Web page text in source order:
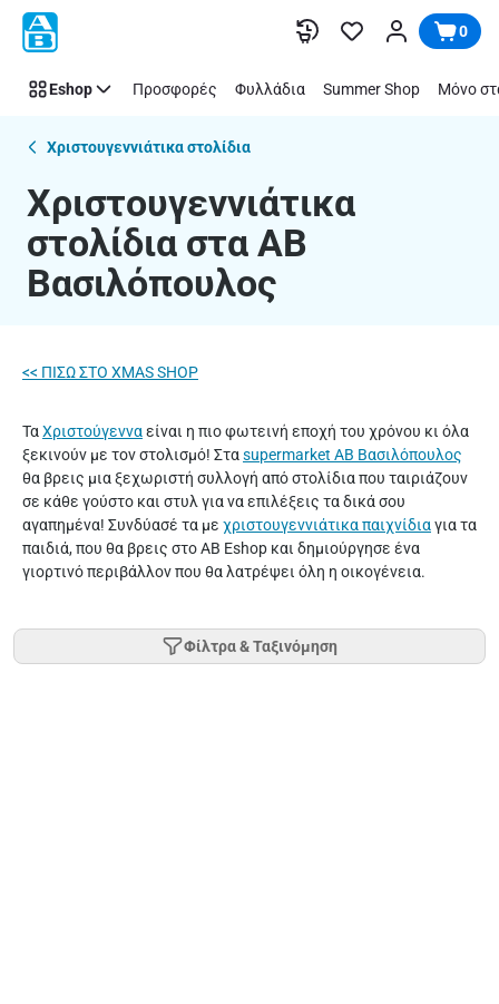
Παράλειψη
Χριστουγεννιάτικα
στολίδια
0
Eshop Προσφορές Φυλλάδια Summer Shop Μόνο
Χριστουγεννιάτικα στολίδια
Χριστουγεννιάτικα
στολίδια στα ΑΒ
Βασιλόπουλος
<< ΠΙΣΩ ΣΤO XMAS SHOP
ΤαΧριστούγενναείναι η πιο φωτεινή εποχή του χρόνου κι όλα
ξεκινούν με τον στολισμό! Σταsupermarket AB Βασιλόπουλος
θα βρεις μια ξεχωριστή συλλογή από στολίδια που ταιριάζουν
σε κάθε γούστο και στυλ για να επιλέξεις τα δικά σου
αγαπημένα! Συνδύασέ τα με χριστουγεννιάτικα παιχνίδιαγια τα
παιδιά, που θα βρεις στο AB Eshop και δημιούργησε ένα
γιορτινό περιβάλλον που θα λατρέψει όλη η οικογένεια.
Φίλτρα & Ταξινόμηση